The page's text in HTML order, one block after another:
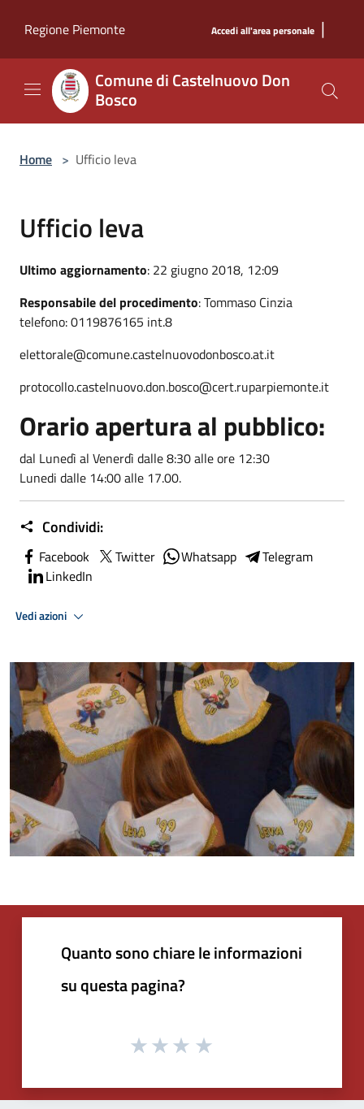
Regione Piemonte
Accedi all'area personale |
Comune di Castelnuovo Don
Bosco
Home > Ufficio leva
Ufficio leva
Ultimo aggiornamento: 22 giugno 2018, 12:09
Responsabile del procedimento: Tommaso Cinzia
telefono: 0119876165 int.8
elettorale@comune.castelnuovodonbosco.at.it
protocollo.castelnuovo.don.bosco@cert.ruparpiemonte.it
Orario apertura al pubblico:
dal Lunedì al Venerdì dalle 8:30 alle ore 12:30
Lunedi dalle 14:00 alle 17.00.
Condividi:
Facebook Twitter Whatsapp
Telegram
LinkedIn
Vedi azioni
Quanto sono chiare le informazioni
su questa pagina?